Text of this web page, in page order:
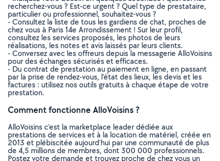
recherchez-vous ? Est-ce urgent ? Quel type de prestataire,
particulier ou professionnel, souhaitez-vous ?
- Consultez la liste de tous les gardiens de chat, proches de
chez vous à Paris 14e Arrondissement ! Sur leur profil,
consultez les services proposés, les photos de leurs
réalisations, les notes et avis laissés par leurs clients.
- Conversez avec les offreurs depuis la messagerie AlloVoisins
pour des échanges sécurisés et efficaces.
- Du contrat de prestation au paiement en ligne, en passant
par la prise de rendez-vous, l’état des lieux, les devis et les
factures : utilisez nos outils gratuits à chaque étape de votre
prestation.
Comment fonctionne AlloVoisins ?
AlloVoisins c’est la marketplace leader dédiée aux
prestations de services et à la location de matériel, créée en
2013 et plébiscitée aujourd’hui par une communauté de plus
de 4,5 millions de membres, dont 300 000 professionnels.
Postez votre demande et trouvez proche de chez vous un